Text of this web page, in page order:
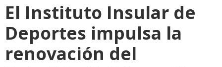
El Instituto Insular de
Deportes impulsa la
renovación del